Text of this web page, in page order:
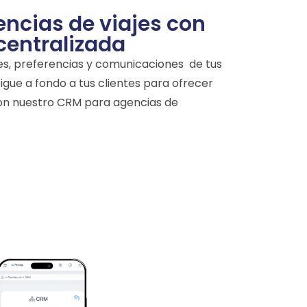
de viajes con
preferencias y comunicaciones de tus
a fondo a tus clientes para ofrecer
nuestro CRM para agencias de